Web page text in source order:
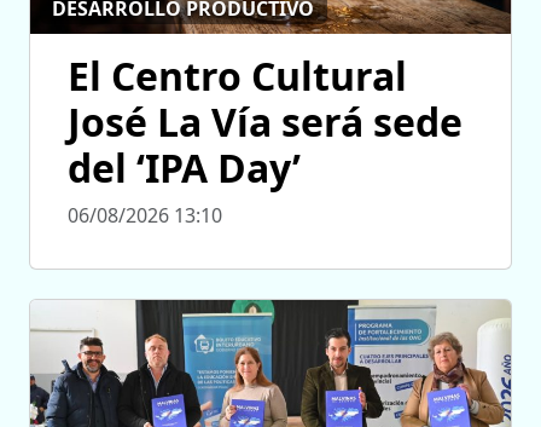
DESARROLLO PRODUCTIVO
El Centro Cultural
José La Vía será sede
del ‘IPA Day’
06/08/2026 13:10